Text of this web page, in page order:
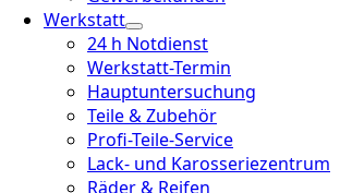
Werkstatt
24 h Notdienst
Werkstatt-Termin
Hauptuntersuchung
Teile & Zubehör
Profi-Teile-Service
Lack- und Karosseriezentrum
Räder & Reifen